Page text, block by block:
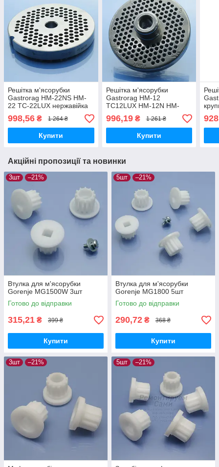
Решітка м'ясорубки
Gastrorag HM-22NS HM-
22 TC-22LUX нержавійка
котлетна 4мм система
Enterprise
998,56 ₴ 1 264 ₴
Купити
Решітка м'ясорубки
Gastrorag HM-12
TC12LUX HM-12N HM-
12NS HM-12GR TC12
нержавійка з опорою
паштетна 3мм Enterprise
996,19₴ 1 261 ₴
Купити
Акційні пропозиції та новинки
3шт –21%
Втулка для м'ясорубки
Gorenje MG1500W 3шт
Готово до відправки
315,21 ₴ 399 ₴
Купити
5шт –21%
Втулка для м'ясорубки
Gorenje MG1800 5шт
Готово до відправки
290,72 ₴ 368 ₴
Купити
3шт –21% 5шт –21%